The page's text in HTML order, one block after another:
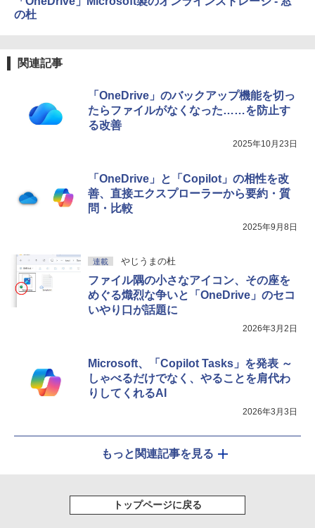
の杜
関連記事
「OneDrive」のバックアップ機能を切っ
たらファイルがなくなった……を防止す
る改善
2025年10月23日
「OneDrive」と「Copilot」の相性を改
善、直接エクスプローラーから要約・質
問・比較
2025年9月8日
連載 やじうまの杜
ファイル隅の小さなアイコン、その座を
めぐる熾烈な争いと「OneDrive」のセコ
いやり口が話題に
2026年3月2日
Microsoft、「Copilot Tasks」を発表 ～
しゃべるだけでなく、やることを肩代わ
りしてくれるAI
2026年3月3日
もっと関連記事を見る
トップページに戻る